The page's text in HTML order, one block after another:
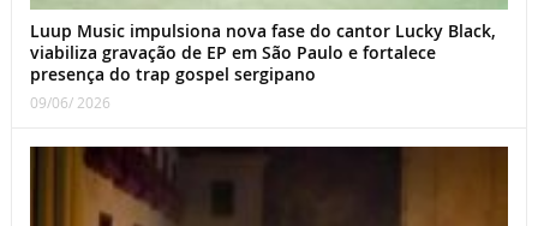
Luup Music impulsiona nova fase do cantor Lucky Black,
viabiliza gravação de EP em São Paulo e fortalece
presença do trap gospel sergipano
09/06/ 2026